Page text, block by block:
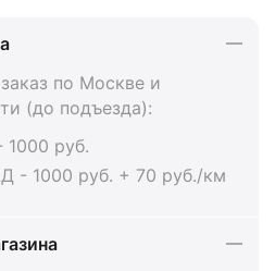
по Москве и
(до подъезда):
руб.
- 1000 руб. + 70 руб./км